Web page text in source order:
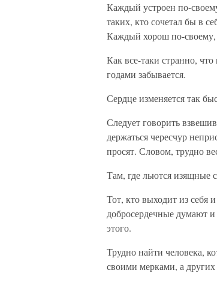
Каждый устроен по-
таких, кто сочетал бы в
Каждый хорош по-своему,
Как все-таки странно,
годами забывается.
Сердце изменяется так
Следует говорить
держаться чересчур
просят. Словом, трудно
Там, где льются изящные
Тот, кто выходит из себя
добросердечные думают и
этого.
Трудно найти человека,
своими мерками, а